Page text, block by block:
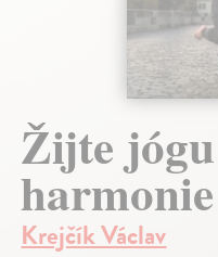
Žijte
harmonie
Krejčík Václav